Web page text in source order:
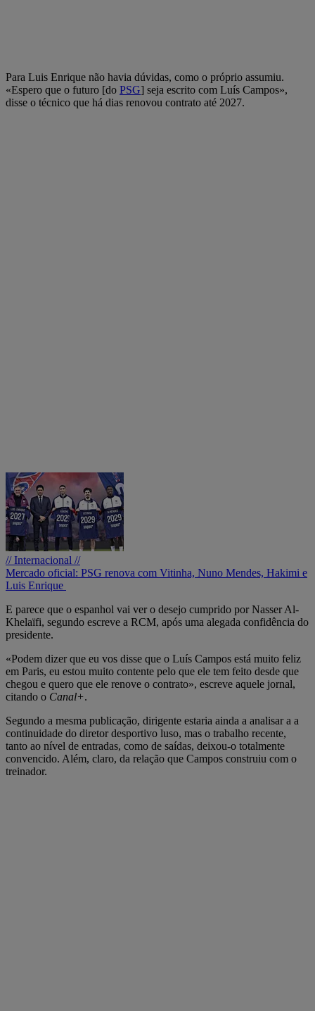
Para Luis Enrique não havia dúvidas, como o próprio assumiu.
«Espero que o futuro [do PSG] seja escrito com Luís Campos»,
disse o técnico que há dias renovou contrato até 2027.
// Internacional //
Mercado oficial: PSG renova com Vitinha, Nuno Mendes, Hakimi e
Luis Enrique
E parece que o espanhol vai ver o desejo cumprido por Nasser Al-
Khelaïfi, segundo escreve a RCM, após uma alegada confidência do
presidente.
«Podem dizer que eu vos disse que o Luís Campos está muito feliz
em Paris, eu estou muito contente pelo que ele tem feito desde que
chegou e quero que ele renove o contrato», escreve aquele jornal,
citando o Canal+.
Segundo a mesma publicação, dirigente estaria ainda a analisar a a
continuidade do diretor desportivo luso, mas o trabalho recente,
tanto ao nível de entradas, como de saídas, deixou-o totalmente
convencido. Além, claro, da relação que Campos construiu com o
treinador.